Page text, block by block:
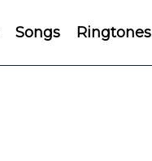
Songs Ringtones